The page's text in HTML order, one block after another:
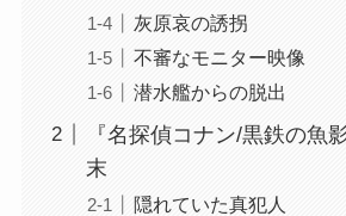
灰原哀の誘拐
不審なモニター映像
潜水艦からの脱出
『名探偵コナン/黒鉄の魚
末
隠れていた真犯人